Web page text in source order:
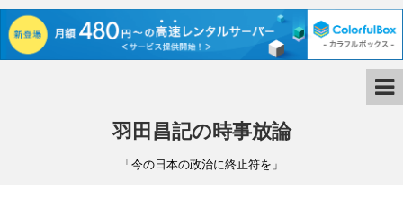
羽田昌記の時事放論
「今の日本の政治に終止符を」